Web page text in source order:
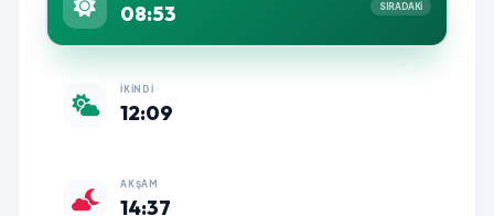
08:53 SIRADAKİ
İKINDI
12:09
AKŞAM
14:37